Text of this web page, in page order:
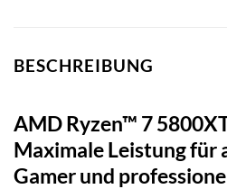
BESCHREIBUNG
AMD Ryzen™ 7
Maximale Leistung für
Gamer und